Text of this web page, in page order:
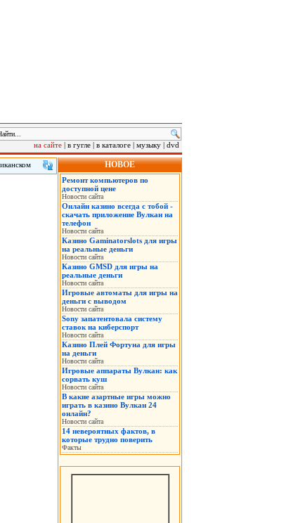
на сайте | в гугле | в каталоге | музыку | dvd
в
НОВОЕ
Ремонт компьютеров по
доступной цене
Новости сайта
Онлайн казино всегда с тобой -
скачать приложение Вулкан на
телефон
Новости сайта
Казино Gaminatorslots для игры
на реальные деньги
Новости сайта
Казино GMSD для игры на
реальные деньги
Новости сайта
Игровые автоматы для игры на
деньги с выводом
Новости сайта
Sony запатентовала систему
ставок на киберспорт
Новости сайта
Казино Плей Фортуна для игры
на деньги
Новости сайта
Игровые аппараты Вулкан: как
сорвать куш
Новости сайта
В какие азартные игры можно
играть в казино Вулкан 24
онлайн?
Новости сайта
14 невероятных фактов, в
которые трудно поверить
Факты